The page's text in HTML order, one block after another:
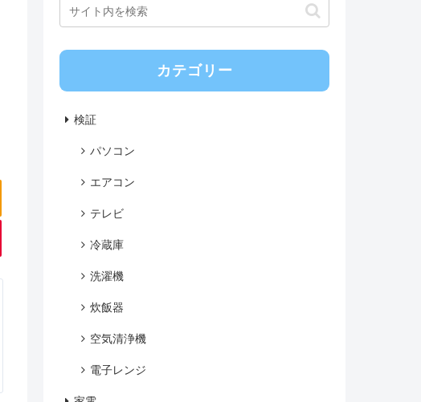
カテゴリー
検証
パソコン
エアコン
テレビ
冷蔵庫
洗濯機
炊飯器
空気清浄機
電子レンジ